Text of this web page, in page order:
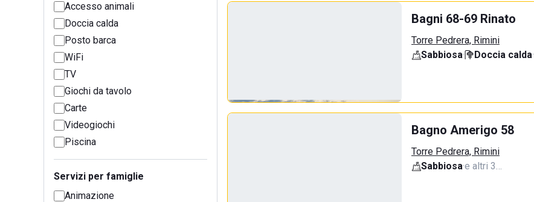
Accesso animali
Doccia calda
Posto barca
WiFi
TV
Giochi da tavolo
Carte
Videogiochi
Piscina
Servizi per famiglie
Animazione
Bagni 68-69 Rinato
Torre Pedrera, Rimini
Sabbiosa· Doccia calda·
Bagno Amerigo 58
Torre Pedrera, Rimini
Sabbiosa·e altri 3…